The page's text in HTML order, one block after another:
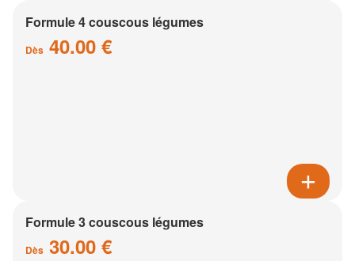
Formule 4 couscous légumes
Dès 40.00 €
Formule 3 couscous légumes
Dès 30.00 €